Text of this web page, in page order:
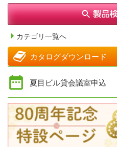
カテゴリ一覧へ
カタログダウンロード
夏目ビル貸会議室申込